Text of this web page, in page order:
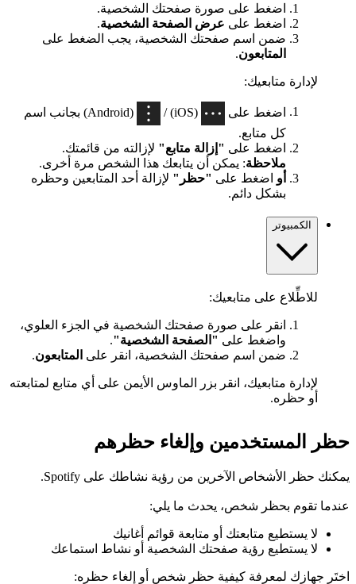
اضغط على صورة صفحتك الشخصية.
اضغط على عرض الصفحة الشخصية.
ضمن اسم صفحتك الشخصية، يجب الضغط على
المتابعون.
لإدارة متابعيك:
اضغط على (iOS) /
(Android) بجانب اسم
كل متابع.
اضغط على "إزالة متابع" لإزالته من قائمتك.
ملاحظة: يمكن أن يتابعك هذا الشخص مرة أخرى.
أو اضغط على "حظر" لإزالة أحد المتابعين وحظره
بشكل دائم.
الكمبيوتر
للاطِّلاع على متابعيك:
انقر على صورة صفحتك الشخصية في الجزء العلوي،
واضغط على "الصفحة الشخصية".
ضمن اسم صفحتك الشخصية، انقر على المتابعون.
لإدارة متابعيك، انقر بزر الماوس الأيمن على أي متابع لمتابعته
أو حظره.
حظر المستخدمين وإلغاء حظرهم
يمكنك حظر الأشخاص الآخرين من رؤية نشاطك على Spotify.
عندما تقوم بحظر شخص، يحدث ما يلي:
لا يستطيع متابعتك أو متابعة قوائم أغانيك
لا يستطيع رؤية صفحتك الشخصية أو نشاط استماعك
اختَر جهازك لمعرفة كيفية حظر شخص أو إلغاء حظره: